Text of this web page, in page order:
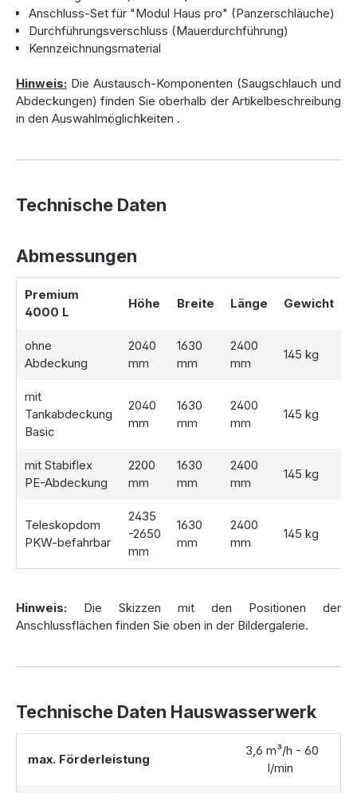
Anschluss-Set für "Modul Haus pro" (Panzerschläuche)
Durchführungsverschluss (Mauerdurchführung)
Kennzeichnungsmaterial
Hinweis: Die Austausch-Komponenten (Saugschlauch und
Abdeckungen) finden Sie oberhalb der Artikelbeschreibung
in den Auswahlmöglichkeiten .
Technische Daten
Abmessungen
Premium
4000 L
Höhe Breite Länge Gewicht
ohne
Abdeckung
2040
mm
1630
mm
2400
mm
145 kg
mit
Tankabdeckung
Basic
2040
mm
1630
mm
2400
mm
145 kg
mit Stabiflex
PE-Abdeckung
2200
mm
1630
mm
2400
mm
145 kg
Teleskopdom
PKW-befahrbar
2435
-2650
mm
1630
mm
2400
mm
145 kg
Hinweis: Die Skizzen mit den Positionen der
Anschlussflächen finden Sie oben in der Bildergalerie.
Technische Daten Hauswasserwerk
max. Förderleistung
3,6 m³/h - 60
l/min